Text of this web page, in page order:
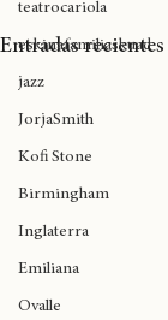
Liricistas
teatrocariola
eskinafamiliaskuad
jazz
JorjaSmith
Kofi Stone
Birmingham
Inglaterra
Emiliana
Entradas recientes